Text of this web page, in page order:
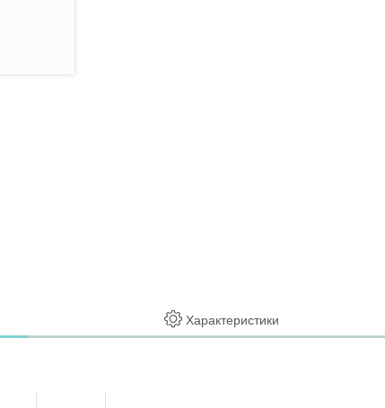
Характеристики